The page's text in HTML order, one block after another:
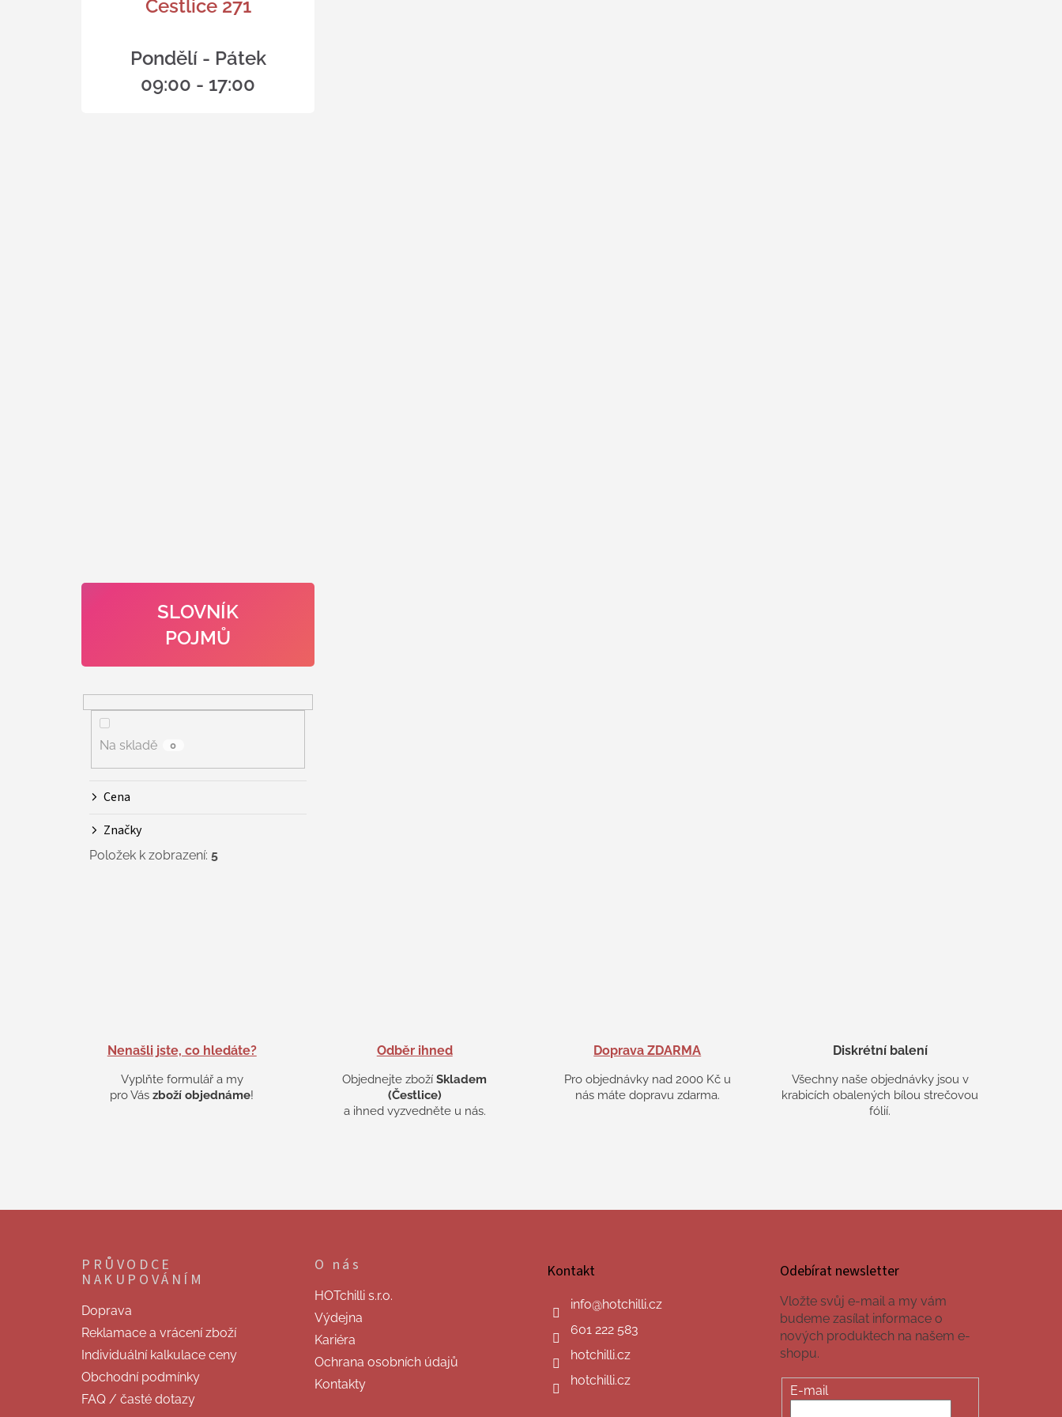
Čestlice 271
Pondělí - Pátek
09:00 - 17:00
SLOVNÍK
POJMŮ
Na skladě 0
Cena
Značky
Položek k zobrazení: 5
Nenašli jste, co hledáte?
Vyplňte formulář a my
pro Vászboží objednáme!
Odběr ihned
Objednejte zbožíSkladem
(Čestlice)
a ihned vyzvedněte u nás.
Doprava ZDARMA
Pro objednávky nad 2000 Kč u
nás máte dopravu zdarma.
Diskrétní balení
Všechny naše objednávky jsou v
krabicích obalených bílou strečovou
fólií.
Z
PRŮVODCE
NAKUPOVÁNÍM
Doprava
Reklamace a vrácení zboží
Individuální kalkulace ceny
Obchodní podmínky
FAQ / časté dotazy
O nás
HOTchilli s.r.o.
Výdejna
Kariéra
Ochrana osobních údajů
Kontakty
Kontakt
info@hotchilli.cz
601 222 583
hotchilli.cz
hotchilli.cz
Odebírat newsletter
Vložte svůj e-mail a my vám
budeme zasílat informace o
nových produktech na našem e-
shopu.
E-mail